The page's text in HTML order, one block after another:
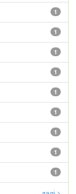
1
1
1
1
1
1
1
1
1